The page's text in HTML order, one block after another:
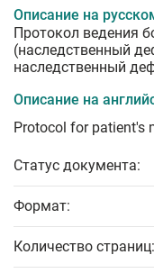
Описание на
Протокол ведения
(наследственный
наследственный
Описание на
Protocol for patient's
Статус документа:
Формат:
Количество страниц: